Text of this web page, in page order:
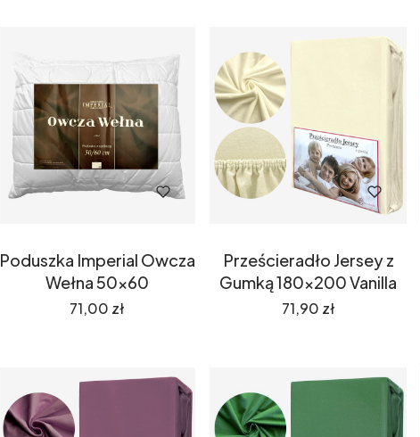
Poduszka Imperial Owcza
Wełna 50x60
Cena
71,00 zł
Prześcieradło Jersey z
Gumką 180x200 Vanilla
Cena
71,90 zł